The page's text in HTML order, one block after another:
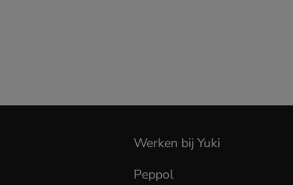
Werken bij Yuki
Peppol